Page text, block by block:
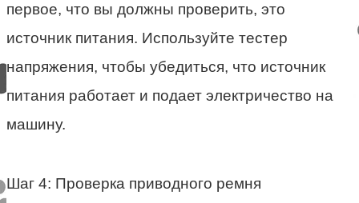
первое, что вы должны проверить, это
источник питания. Используйте тестер
напряжения, чтобы убедиться, что источник
питания работает и подает электричество на
машину.
Шаг 4: Проверка приводного ремня